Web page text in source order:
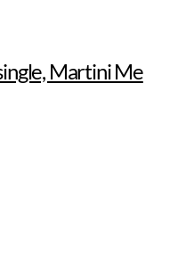
Martini Me